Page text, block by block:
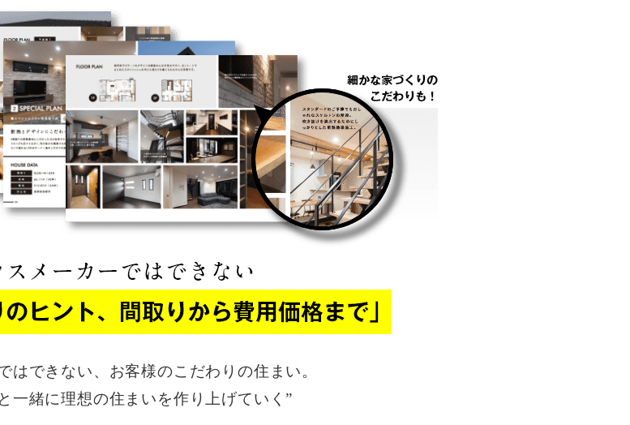
はできない、お客様のこだわりの住まい。
一緒に理想の住まいを作り上げていく”